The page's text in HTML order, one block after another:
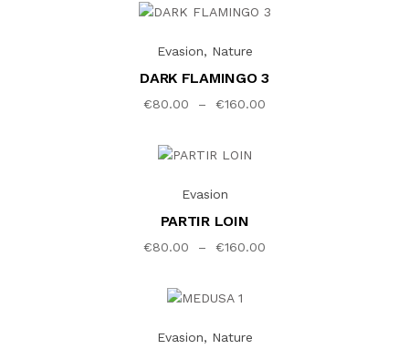
Ce produit a
Evasion, Nature
DARK FLAMINGO 3
€80.00 – €160.00
Ce produit a plusieurs
Evasion
PARTIR LOIN
€80.00 – €160.00
Ce produit a plusieurs
Evasion, Nature